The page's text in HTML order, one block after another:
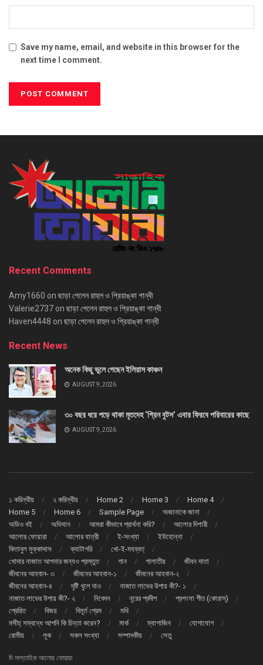
Save my name, email, and website in this browser for the
next time I comment.
Recent Comments
Amy1660 on ছাড়া পেলেন রাহুল ও প্রিয়াঙ্কা গান্ধী
Valerie2737 on ছাড়া পেলেন রাহুল ও প্রিয়াঙ্কা গান্ধী
Haven4448 on ছাড়া পেলেন রাহুল ও প্রিয়াঙ্কা গান্ধী
Recent News
অনেক কিছু ভুলে গেছেন ইলিয়াস কাঞ্চন
AUGUST 9, 2026
৩০ বছর ধরে পড়ে থাকা মৃতদেহ ‘গ্রিন বুটস’ এবার ফিরবে পরিবারের কাছে
AUGUST 9, 2026
১ করিন্থীয় ২ করিন্থীয় Home 2 Home 3
Home 4
Home 5
Home 6 Sample Page
অজানাকে জানা
অডিও বই
অভিযান আমরা কীভাবে প্রার্থনা করি?
আলোর দিশারী
আলোর ফোয়ারা
আলোর যাত্রী ই-সংখ্যা
ইউহোন্না
কিতাবুল মুক্কাদ্দাস
ক্যাটাগরি
খো-ই-মহব্বত্
খোদার নাজাত আপনার জন্যও প্রস্তুত
গান গালাতীয়
জীবন দাতা
জীবনের আহবান- ৩
জীবনের আহবান-১
জীবনের আহবান-২
জীবনের আহবান-৪
দৃষ্টি খুলে দাও
নাজাত লাভের উপায় কী?- ১
নাজাত লাভের উপায় কী?- ২
নিবেদন নূরের প্রদীপ
প্রশংসা গীত (কোরাস্)
প্রেরিত
বিজয় বিমূর্ত প্রেম
মথি
মসীহ্ সম্বন্ধে আপনি কি চিন্তা করেন?
মার্ক ম্যাগাজিন
যোগাযোগ
রোমীয়
লূক সকল সংখ্যা সম্পাদকীয় সেতু
দি সাপ্তাহিক আলোর ফোয়ারা